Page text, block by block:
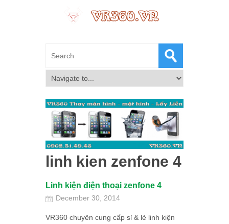
linh kien zenfone 4
Linh kiện điện thoại zenfone 4
December 30, 2014
VR360 chuyên cung cấp sỉ & lẻ linh kiện